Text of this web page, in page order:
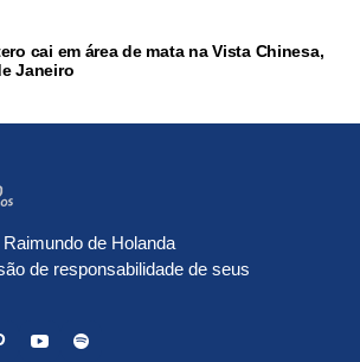
cai em área de mata na Vista Chinesa,
Janeiro
de Holanda
de responsabilidade de seus